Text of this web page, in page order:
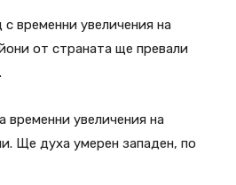
временни увеличения на
от страната ще превали
увеличения на
Ще духа умерен западен, по